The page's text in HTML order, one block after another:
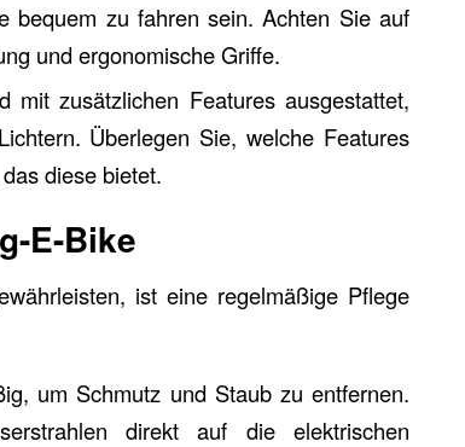
bequem zu fahren sein. Achten Sie auf
und ergonomische Griffe.
mit zusätzlichen Features ausgestattet,
Überlegen Sie, welche Features
diese bietet.
E-Bike
ist eine regelmäßige Pflege
um Schmutz und Staub zu entfernen.
direkt auf die elektrischen